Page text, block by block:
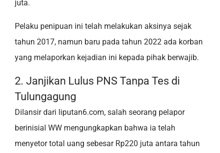
juta.
Pelaku penipuan ini telah melakukan aksinya sejak
tahun 2017, namun baru pada tahun 2022 ada korban
yang melaporkan kejadian ini kepada pihak berwajib.
2. Janjikan Lulus PNS Tanpa Tes di
Tulungagung
Dilansir dari liputan6.com, salah seorang pelapor
berinisial WW mengungkapkan bahwa ia telah
menyetor total uang sebesar Rp220 juta antara tahun